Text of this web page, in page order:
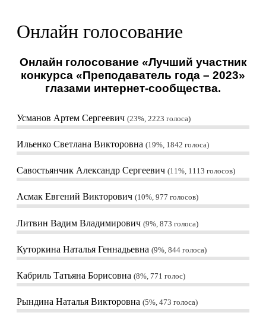
Онлайн голосование
Онлайн голосование «Лучший участник
конкурса «Преподаватель года – 2023»
глазами интернет-сообщества.
Усманов Артем Сергеевич 23%, 2223 голоса
Ильенко Светлана Викторовна 19%, 1842 голоса
Савостьянчик Александр Сергеевич 11%, 1113 голосов
Асмак Евгений Викторович 10%, 977 голосов
Литвин Вадим Владимирович 9%, 873 голоса
Куторкина Наталья Геннадьевна 9%, 844 голоса
Кабриль Татьяна Борисовна 8%, 771 голос
Рындина Наталья Викторовна 5%, 473 голоса